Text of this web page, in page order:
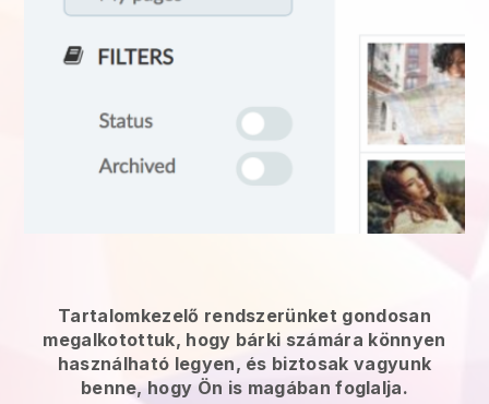
Tartalomkezelő rendszerünket gondosan
megalkotottuk, hogy bárki számára könnyen
használható legyen, és biztosak vagyunk
benne, hogy Ön is magában foglalja.